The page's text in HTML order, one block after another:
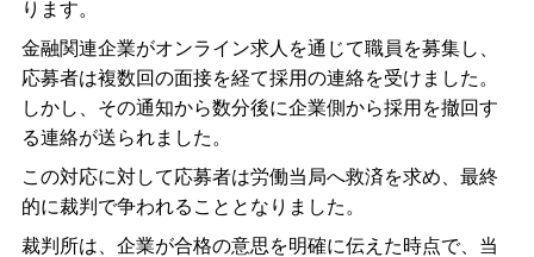
ります。
金融関連企業がオンライン求人を通じて職員を募集し、
応募者は複数回の面接を経て採用の連絡を受けました。
しかし、その通知から数分後に企業側から採用を撤回す
る連絡が送られました。
この対応に対して応募者は労働当局へ救済を求め、最終
的に裁判で争われることとなりました。
裁判所は、企業が合格の意思を明確に伝えた時点で、当